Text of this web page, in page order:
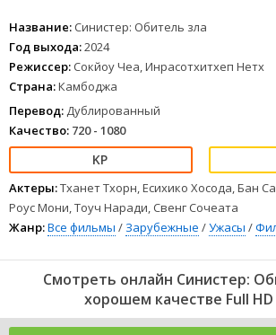
Название: Синистер: Обитель зла
Год выхода:2024
Режиссер: Сокйоу Чеа, Инрасотхитхеп Нетх
Страна:Камбоджа
Перевод: Дублированный
Качество: 720 - 1080
Актеры:Тханет Тхорн, Есихико Хосода, Бан
Роус Мони, Тоуч Наради, Свенг Сочеата
Жанр:Все фильмы / Зарубежные /Ужасы /
Смотреть онлайн Синистер:
хорошем качестве Full HD